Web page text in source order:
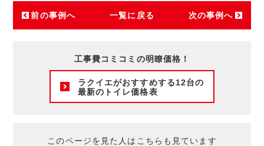
前の事例へ 一覧に戻る 次の事例へ
工事費コミコミの明瞭価格！
ラクイエがおすすめする12台の
最新のトイレ価格表
このページを見た人はこちらも見ています